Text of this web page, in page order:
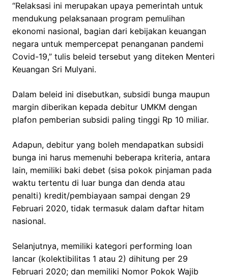
“Relaksasi ini merupakan upaya pemerintah untuk
mendukung pelaksanaan program pemulihan
ekonomi nasional, bagian dari kebijakan keuangan
negara untuk mempercepat penanganan pandemi
Covid-19,” tulis beleid tersebut yang diteken Menteri
Keuangan Sri Mulyani.
Dalam beleid ini disebutkan, subsidi bunga maupun
margin diberikan kepada debitur UMKM dengan
plafon pemberian subsidi paling tinggi Rp 10 miliar.
Adapun, debitur yang boleh mendapatkan subsidi
bunga ini harus memenuhi beberapa kriteria, antara
lain, memiliki baki debet (sisa pokok pinjaman pada
waktu tertentu di luar bunga dan denda atau
penalti) kredit/pembiayaan sampai dengan 29
Februari 2020, tidak termasuk dalam daftar hitam
nasional.
Selanjutnya, memiliki kategori performing loan
lancar (kolektibilitas 1 atau 2) dihitung per 29
Februari 2020; dan memiliki Nomor Pokok Wajib